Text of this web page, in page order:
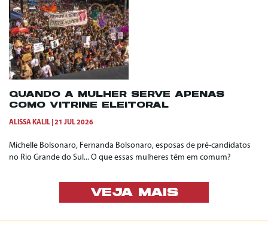
QUANDO A MULHER SERVE APENAS
COMO VITRINE ELEITORAL
ALISSA KALIL 21 JUL 2026
Michelle Bolsonaro, Fernanda Bolsonaro, esposas de pré-candidatos
no Rio Grande do Sul... O que essas mulheres têm em comum?
VEJA MAIS